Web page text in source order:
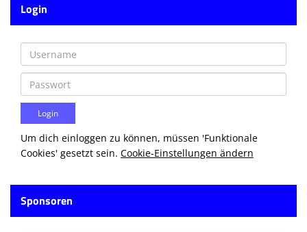
Login
Um dich einloggen zu können, müssen 'Funktionale
Cookies' gesetzt sein. Cookie-Einstellungen ändern
Sponsoren